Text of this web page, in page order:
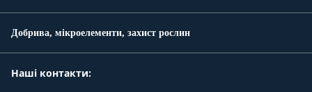
Добрива, мікроелементи, захист рослин
Наші контакти: